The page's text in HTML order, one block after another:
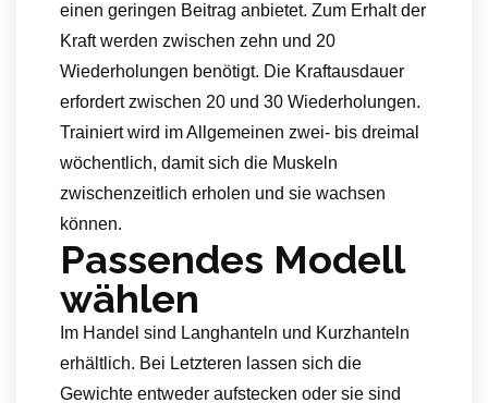
einen geringen Beitrag anbietet. Zum Erhalt der
Kraft werden zwischen zehn und 20
Wiederholungen benötigt. Die Kraftausdauer
erfordert zwischen 20 und 30 Wiederholungen.
Trainiert wird im Allgemeinen zwei- bis dreimal
wöchentlich, damit sich die Muskeln
zwischenzeitlich erholen und sie wachsen
können.
Passendes Modell
wählen
Im Handel sind Langhanteln und Kurzhanteln
erhältlich. Bei Letzteren lassen sich die
Gewichte entweder aufstecken oder sie sind